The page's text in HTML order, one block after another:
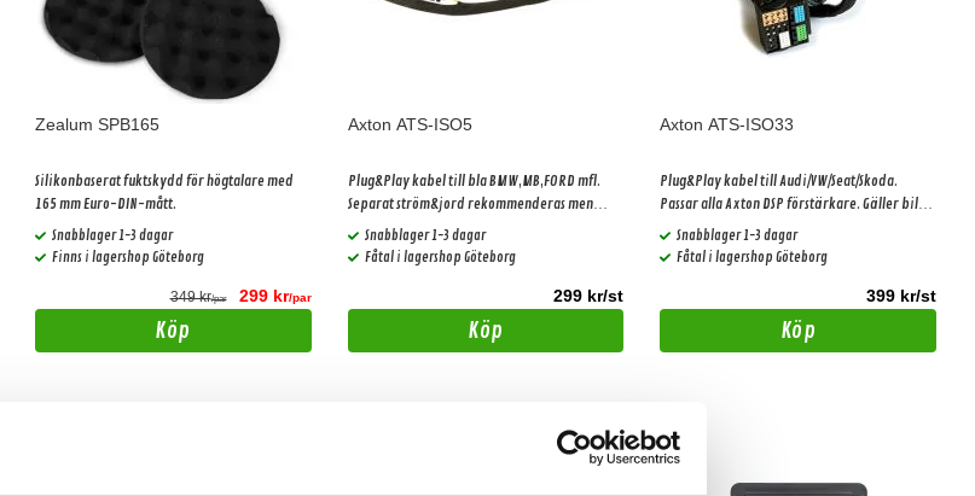
Zealum SPB165
Silikonbaserat fuktskydd för högtalare med
165 mm Euro-DIN-mått.
Snabblager 1-3 dagar
Finns i lagershop Göteborg
349 kr/par 299 kr/par
Köp
Axton ATS-ISO5
Plug&Play kabel till bla BMW,MB,FORD mfl.
Separat ström&jord rekommenderas men
krävs ej. (ger ca 25w mer effekt) Gäller bilar
med basic ljudpaket!
Snabblager 1-3 dagar
Fåtal i lagershop Göteborg
299 kr/st
Köp
Axton ATS-ISO33
Plug&Play kabel till Audi/VW/Seat/Skoda.
Passar alla Axton DSP förstärkare. Gäller bilar
med basic ljudpaket!
Snabblager 1-3 dagar
Fåtal i lagershop Göteborg
399 kr/st
Köp